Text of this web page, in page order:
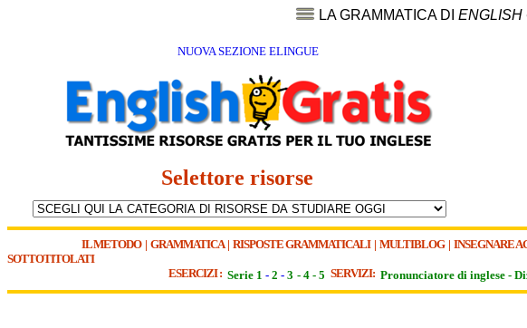
LA GRAMMATICA DI ENGLISH
NUOVA SEZIONE ELINGUE
Selettore risorse
IL METODO| GRAMMATICA| RISPOSTE GRAMMATICALI| MULTIBLOG| INSEGNARE
SOTTOTITOLATI
ESERCIZI : Serie 1 - 2 - 3 - 4 - 5 SERVIZI: Pronunciatore di inglese -